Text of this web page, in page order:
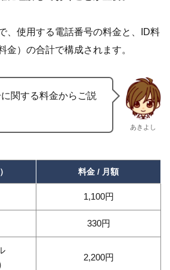
、使用する電話番号の料金と、ID料
金）の合計で構成されます。
関する料金からご説
あきよし
料金 / 月額
1,100円
330円
2,200円